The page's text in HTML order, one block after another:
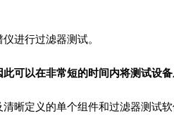
进行过滤器测试。
可以在非常短的时间内将测试设
晰定义的单个组件和过滤器测试